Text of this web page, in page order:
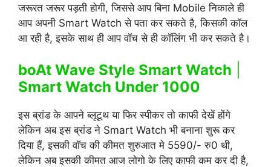
जरूरत जरूर पड़ती होगी, जिससे आप बिना Mobile निकाले ही
आप अपनी Smart Watch से पता कर सकते है, किसकी कॉल
आ रही है, इसके साथ ही आप वॉच से ही कॉलिंग भी कर सकते है।
boAt Wave Style Smart Watch
Smart Watch Under 1000
इस ब्रांड के आपने ब्लूटूथ या फिर स्पीकर तो काफी देखें होंगे
लेकिन अब इस ब्रांड ने Smart Watch भी बनाना शुरू कर
दिया हैं, इसकी वॉच की कीमत शुरुआत मे 5590/- रु0 थी,
लेकिन अब इसकी कीमत आज लोगो के लिए काफी कम कर दी है,